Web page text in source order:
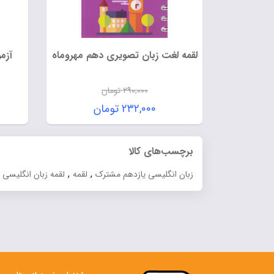
لقمه لغت زبان تصویری دهم مهروماه
۲۹۰,۰۰۰تومان
قیمت
اصلی:
۲۹۰,۰۰۰ تومان
۲۳۲,۰۰۰تومان
قیمت
فعلی:
برچسب‌های کالا
زبان انگلیسی یازدهم مشترک , لقمه , لقمه زبان انگلیسی